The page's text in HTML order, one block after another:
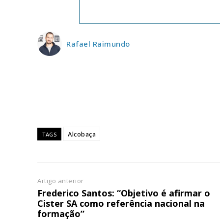
12
Rafael Raimundo
TAGS Alcobaça
Artigo anterior
Frederico Santos: “Objetivo é afirmar o
Cister SA como referência nacional na
formação”